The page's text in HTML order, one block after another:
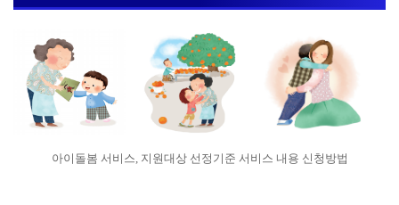
아이돌봄 서비스, 지원대상 선정기준 서비스 내용 신청방법